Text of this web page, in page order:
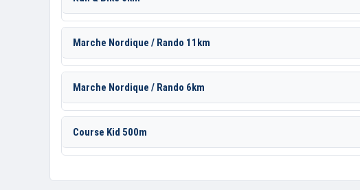
Marche Nordique / Rando 11km
Marche Nordique / Rando 6km
Course Kid 500m